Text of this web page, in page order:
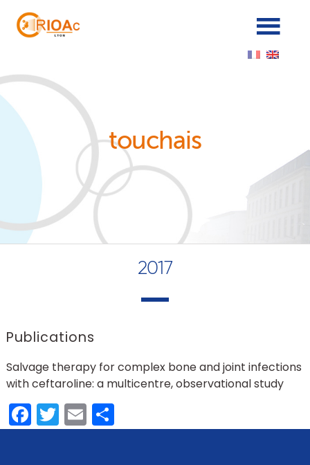
touchais
2017
Publications
Salvage therapy for complex bone and joint infections
with ceftaroline: a multicentre, observational study
Facebook
Twitter
EmailShare
Cookies management panel